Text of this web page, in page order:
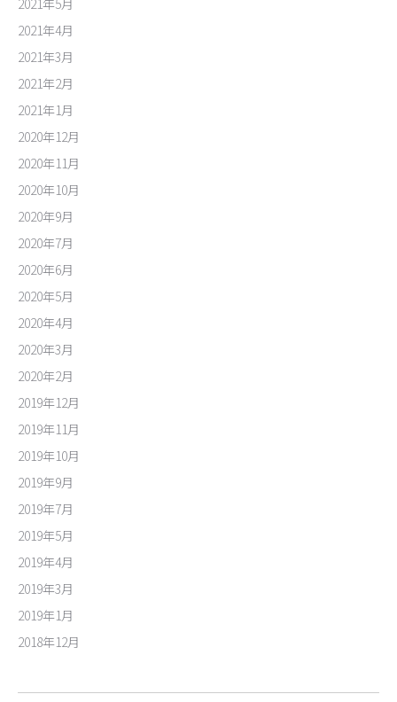
2021年5月
2021年4月
2021年3月
2021年2月
2021年1月
2020年12月
2020年11月
2020年10月
2020年9月
2020年7月
2020年6月
2020年5月
2020年4月
2020年3月
2020年2月
2019年12月
2019年11月
2019年10月
2019年9月
2019年7月
2019年5月
2019年4月
2019年3月
2019年1月
2018年12月